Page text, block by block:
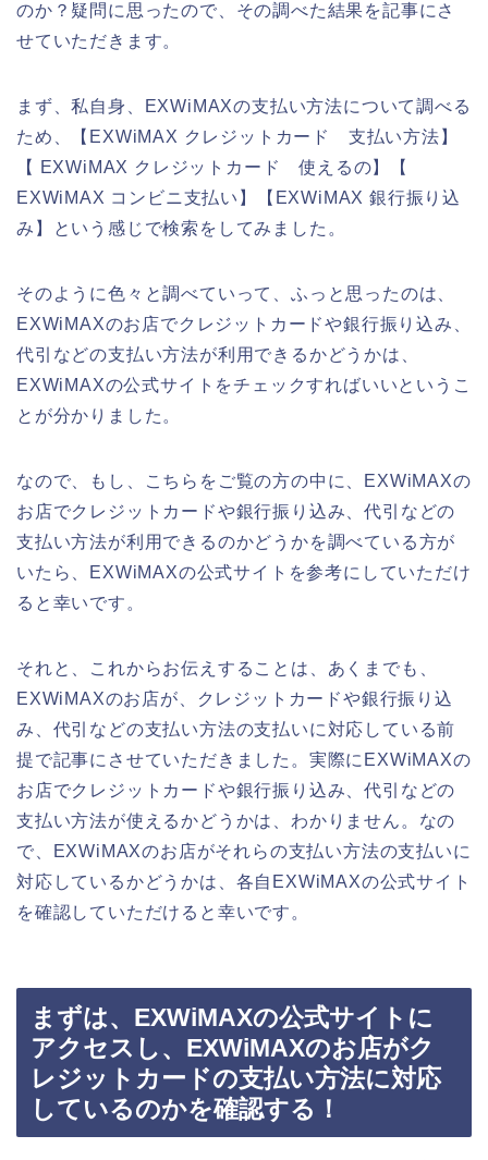
のか？疑問に思ったので、その調べた結果を記事にさ
せていただきます。
まず、私自身、EXWiMAXの支払い方法について調べる
ため、【EXWiMAX クレジットカード 支払い方法】
【 EXWiMAX クレジットカード 使えるの】【
EXWiMAX コンビニ支払い】【EXWiMAX 銀行振り込
み】という感じで検索をしてみました。
そのように色々と調べていって、ふっと思ったのは、
EXWiMAXのお店でクレジットカードや銀行振り込み、
代引などの支払い方法が利用できるかどうかは、
EXWiMAXの公式サイトをチェックすればいいというこ
とが分かりました。
なので、もし、こちらをご覧の方の中に、EXWiMAXの
お店でクレジットカードや銀行振り込み、代引などの
支払い方法が利用できるのかどうかを調べている方が
いたら、EXWiMAXの公式サイトを参考にしていただけ
ると幸いです。
それと、これからお伝えすることは、あくまでも、
EXWiMAXのお店が、クレジットカードや銀行振り込
み、代引などの支払い方法の支払いに対応している前
提で記事にさせていただきました。実際にEXWiMAXの
お店でクレジットカードや銀行振り込み、代引などの
支払い方法が使えるかどうかは、わかりません。なの
で、EXWiMAXのお店がそれらの支払い方法の支払いに
対応しているかどうかは、各自EXWiMAXの公式サイト
を確認していただけると幸いです。
まずは、EXWiMAXの公式サイトに
アクセスし、EXWiMAXのお店がク
レジットカードの支払い方法に対応
しているのかを確認する！